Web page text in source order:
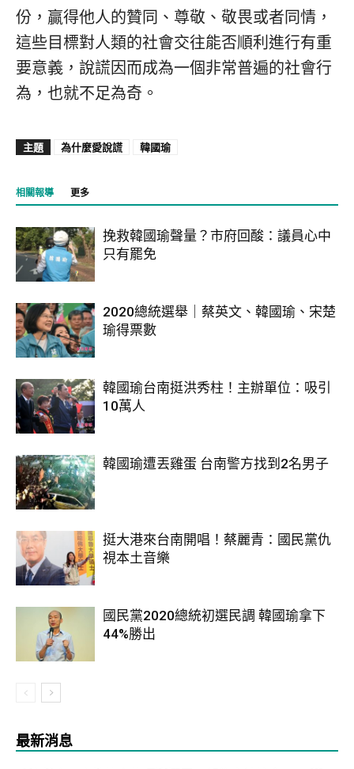
份，贏得他人的贊同、尊敬、敬畏或者同情，
這些目標對人類的社會交往能否順利進行有重
要意義，說謊因而成為一個非常普遍的社會行
為，也就不足為奇。
主題 為什麼愛說謊 韓國瑜
相關報導 更多
挽救韓國瑜聲量？市府回酸：議員心中
只有罷免
2020總統選舉｜蔡英文、韓國瑜、宋楚
瑜得票數
韓國瑜台南挺洪秀柱！主辦單位：吸引
10萬人
韓國瑜遭丟雞蛋 台南警方找到2名男子
挺大港來台南開唱！蔡麗青：國民黨仇
視本土音樂
國民黨2020總統初選民調 韓國瑜拿下
44%勝出
最新消息